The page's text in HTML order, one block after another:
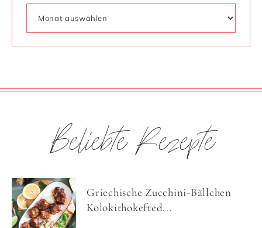
Beliebte Rezepte
Griechische Zucchini-Bällchen
Kolokithokefted...